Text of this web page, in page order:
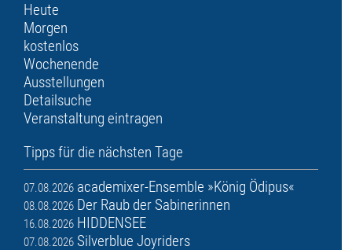
Heute
Morgen
kostenlos
Wochenende
Ausstellungen
Detailsuche
Veranstaltung eintragen
Tipps für die nächsten Tage
07.08.2026 academixer-Ensemble »König Ödipus«
08.08.2026 Der Raub der Sabinerinnen
16.08.2026 HIDDENSEE
07.08.2026 Silverblue Joyriders